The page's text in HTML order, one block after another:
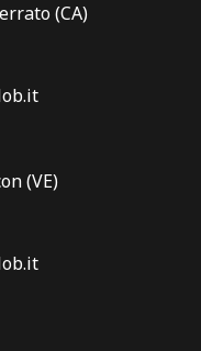
(CA)
(VE)